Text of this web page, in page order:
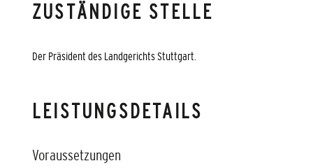
ZUSTÄNDIGE STELLE
Der Präsident des Landgerichts Stuttgart.
LEISTUNGSDETAILS
Voraussetzungen